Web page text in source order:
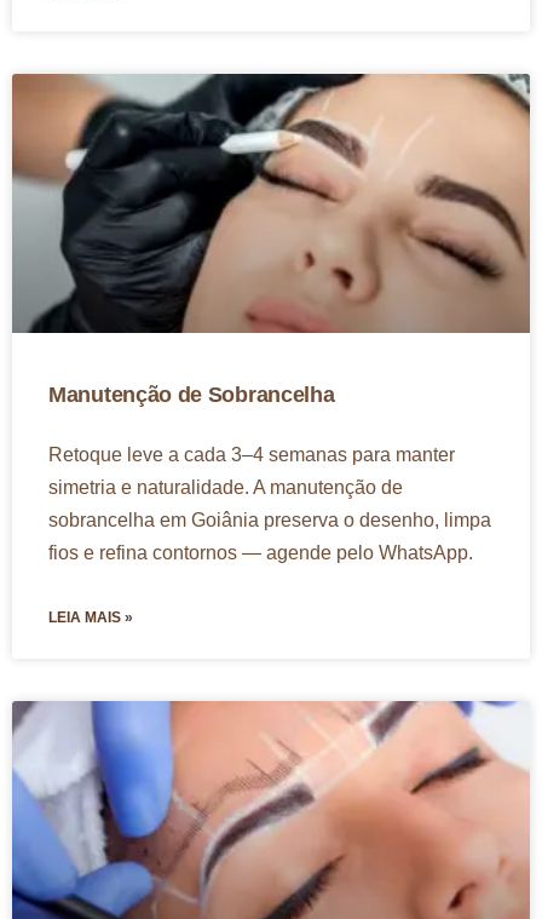
Manutenção de Sobrancelha
Retoque leve a cada 3–4 semanas para manter
simetria e naturalidade. A manutenção de
sobrancelha em Goiânia preserva o desenho, limpa
fios e refina contornos — agende pelo WhatsApp.
LEIA MAIS »